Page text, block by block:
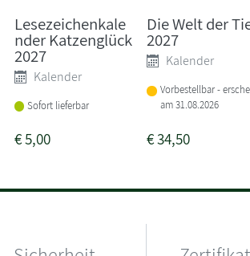
Lesezeichenkale
nder Katzenglück
2027
Kalender
Sofort lieferbar
€5,00
Die Welt der
2027
Kalender
Vorbestellbar -
am 31.08.2026
€34,50